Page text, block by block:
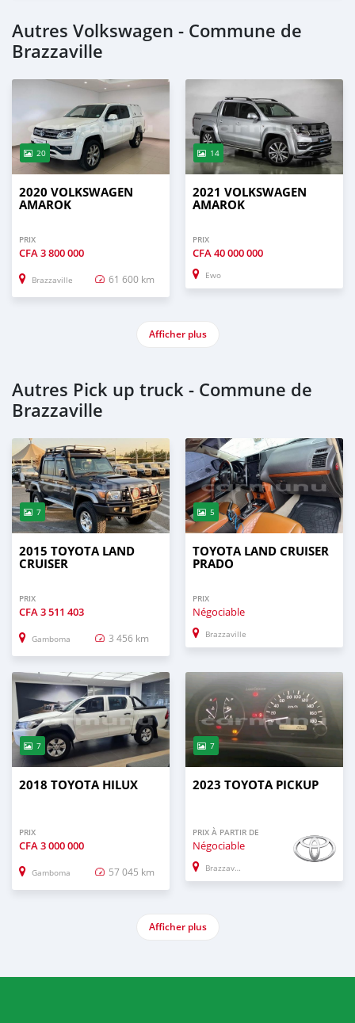
Autres Volkswagen - Commune de
Brazzaville
20
2020 VOLKSWAGEN
AMAROK
PRIX
CFA3 800 000
Brazzaville 61 600 km
14
2021 VOLKSWAGEN
AMAROK
PRIX
CFA40 000 000
Ewo
Afficher plus
Autres Pick up truck - Commune de
Brazzaville
7
2015 TOYOTA LAND
CRUISER
PRIX
CFA3 511 403
Gamboma 3 456 km
5
TOYOTA LAND CRUISER
PRADO
PRIX
Négociable
Brazzaville
7
2018 TOYOTA HILUX
PRIX
CFA3 000 000
Gamboma 57 045 km
7
2023 TOYOTA PICKUP
PRIX À PARTIR DE
Négociable
Brazzaville
Afficher plus